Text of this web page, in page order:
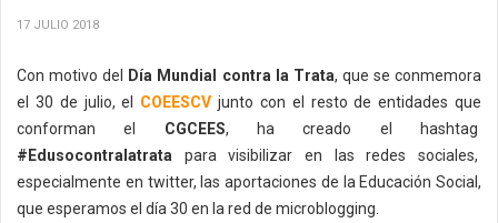
17 JULIO 2018
Con motivo del Día Mundial contra la Trata, que se conmemora
el 30 de julio, el COEESCV junto con el resto de entidades que
conforman el CGCEES, ha creado el hashtag
#Edusocontralatrata para visibilizar en las redes sociales,
especialmente en twitter, las aportaciones de la Educación Social,
que esperamos el día 30 en la red de microblogging.